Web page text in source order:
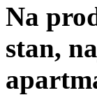
Na
stan,